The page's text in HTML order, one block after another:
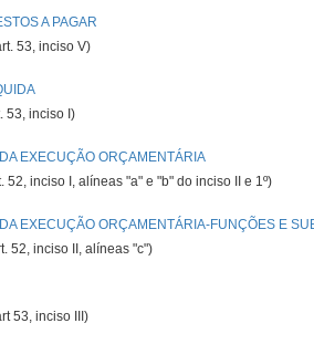
A PAGAR
53, inciso V)
53, inciso I)
EXECUÇÃO ORÇAMENTÁRIA
52, inciso I, alíneas "a" e "b" do inciso II e 1º)
EXECUÇÃO ORÇAMENTÁRIA-FUNÇÕES E
52, inciso II, alíneas "c")
53, inciso III)